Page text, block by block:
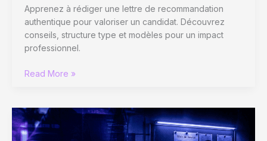
Apprenez à rédiger une lettre de recommandation
authentique pour valoriser un candidat. Découvrez
conseils, structure type et modèles pour un impact
professionnel.
Lettre
:
3
modèles
Read More »